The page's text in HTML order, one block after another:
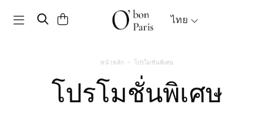
Toggle navigation ไทย
หน้าหลัก โปรโมชั่นพิเศษ
โปรโมชั่นพิเศษ